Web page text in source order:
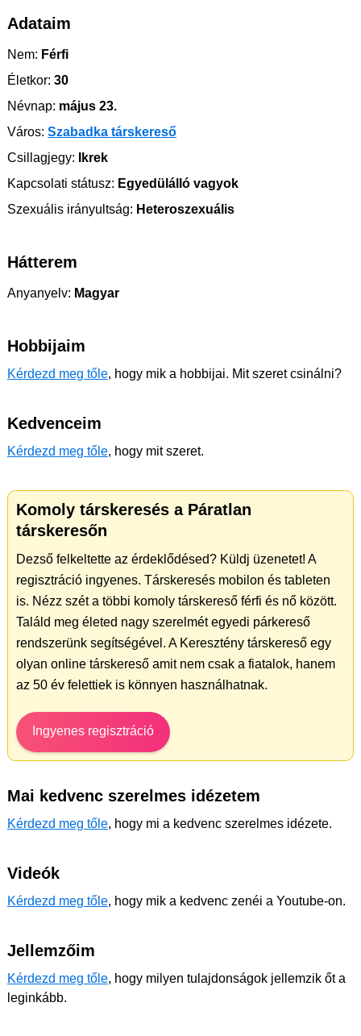
Adataim
Nem: Férfi
Életkor: 30
Névnap: május 23.
Város: Szabadka társkereső
Csillagjegy: Ikrek
Kapcsolati státusz: Egyedülálló vagyok
Szexuális irányultság: Heteroszexuális
Hátterem
Anyanyelv: Magyar
Hobbijaim
Kérdezd meg tőle, hogy mik a hobbijai. Mit szeret csinálni?
Kedvenceim
Kérdezd meg tőle, hogy mit szeret.
Komoly társkeresés a Páratlan
társkeresőn
Dezső felkeltette az érdeklődésed? Küldj üzenetet! A
regisztráció ingyenes. Társkeresés mobilon és tableten
is. Nézz szét a többi komoly társkereső férfi és nő között.
Találd meg életed nagy szerelmét egyedi párkereső
rendszerünk segítségével. A Keresztény társkereső egy
olyan online társkereső amit nem csak a fiatalok, hanem
az 50 év felettiek is könnyen használhatnak.
Ingyenes regisztráció
Mai kedvenc szerelmes idézetem
Kérdezd meg tőle, hogy mi a kedvenc szerelmes idézete.
Videók
Kérdezd meg tőle, hogy mik a kedvenc zenéi a Youtube-on.
Jellemzőim
Kérdezd meg tőle, hogy milyen tulajdonságok jellemzik őt a
leginkább.